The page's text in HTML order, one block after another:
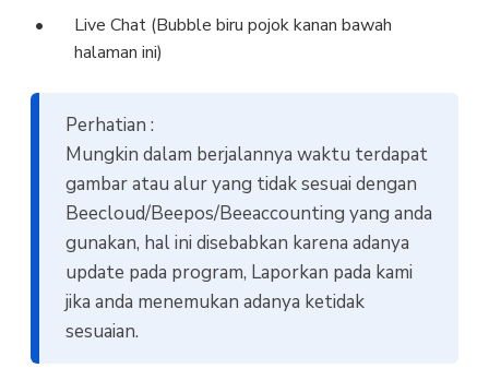
Live Chat (Bubble biru pojok kanan bawah
halaman ini)
Perhatian :
Mungkin dalam berjalannya waktu terdapat
gambar atau alur yang tidak sesuai dengan
Beecloud/Beepos/Beeaccounting yang anda
gunakan, hal ini disebabkan karena adanya
update pada program, Laporkan pada kami
jika anda menemukan adanya ketidak
sesuaian.